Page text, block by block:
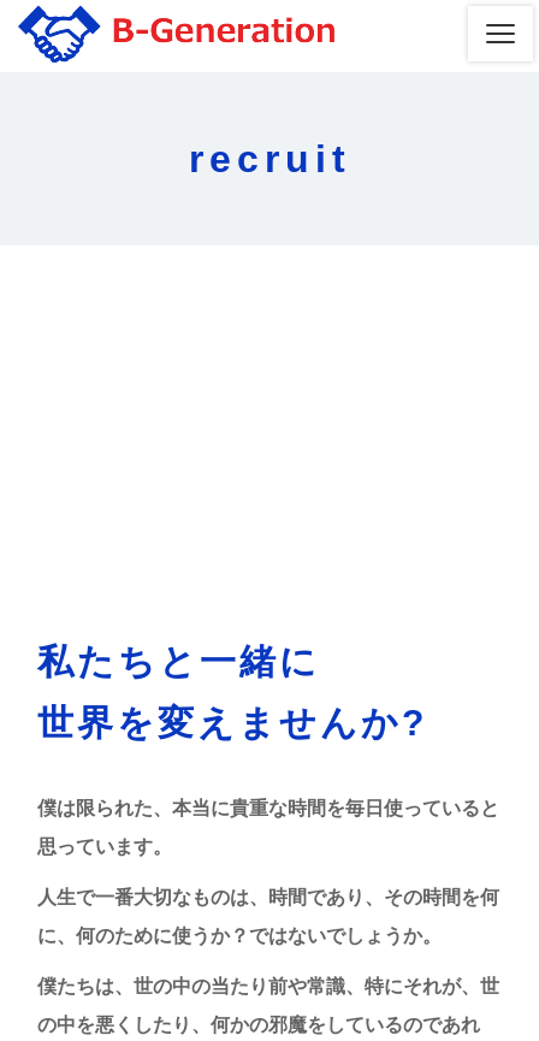
recruit
私たちと一緒に
世界を変えませんか?
僕は限られた、本当に貴重な時間を毎日使っていると
思っています。
人生で一番大切なものは、時間であり、その時間を何
に、何のために使うか？ではないでしょうか。
僕たちは、世の中の当たり前や常識、特にそれが、世
の中を悪くしたり、何かの邪魔をしているのであれ